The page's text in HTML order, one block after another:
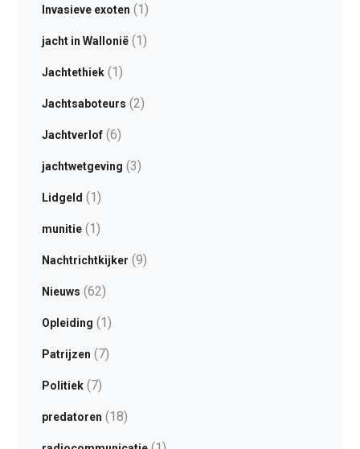
Invasieve exoten (1)
jacht in Wallonië(1)
Jachtethiek(1)
Jachtsaboteurs (2)
Jachtverlof(6)
jachtwetgeving (3)
Lidgeld (1)
munitie(1)
Nachtrichtkijker (9)
Nieuws (62)
Opleiding (1)
Patrijzen (7)
Politiek(7)
predatoren (18)